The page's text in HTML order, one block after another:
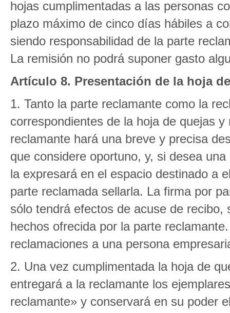
hojas cumplimentadas a las personas
plazo máximo de cinco días hábiles a
siendo responsabilidad de la parte
La remisión no podrá suponer gasto
Artículo 8. Presentación de la hoja
1. Tanto la parte reclamante como la
correspondientes de la hoja de quejas
reclamante hará una breve y precisa
que considere oportuno, y, si desea
la expresará en el espacio destinado a
parte reclamada sellarla. La firma por
sólo tendrá efectos de acuse de
hechos ofrecida por la parte
reclamaciones a una persona
2. Una vez cumplimentada la hoja de
entregará a la reclamante los
reclamante» y conservará en su poder